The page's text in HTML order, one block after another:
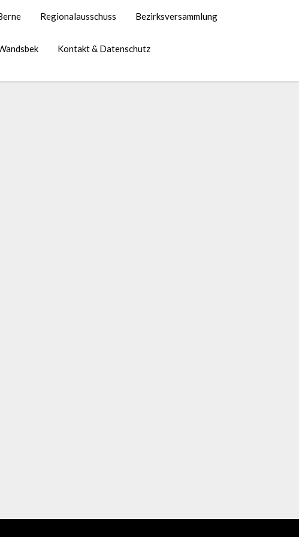
Regionalausschuss Bezirksversammlung
Kontakt & Datenschutz